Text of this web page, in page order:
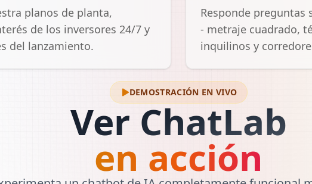
planos de planta,
de los inversores 24/7 y
del lanzamiento.
Responde preguntas
- metraje cuadrado,
inquilinos y
DEMOSTRACIÓN EN VIVO
Ver ChatLab
en acción